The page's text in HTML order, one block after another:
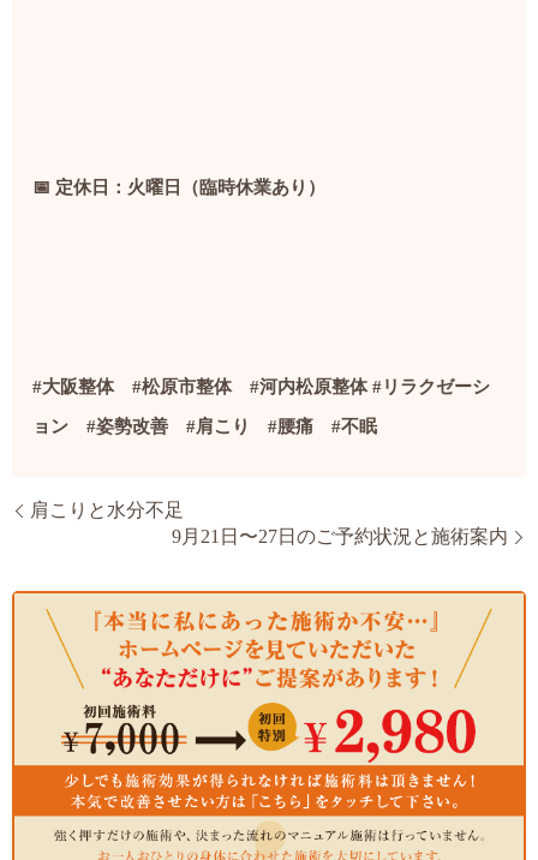
📅 定休日：火曜日（臨時休業あり）
#大阪整体 #松原市整体 #河内松原整体 #リラクゼーシ
ョン #姿勢改善 #肩こり #腰痛 #不眠
肩こりと水分不足
9月21日〜27日のご予約状況と施術案内